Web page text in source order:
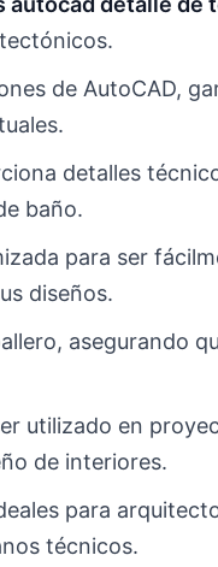
de AutoCAD,
detalles
baño.
para ser
diseños.
asegurando
utilizado en
de interiores.
para
técnicos.